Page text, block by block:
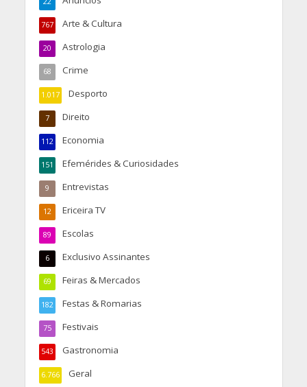
Arte & Cultura
767
Astrologia
20
Crime
68
Desporto
1.017
Direito
7
Economia
112
Efemérides & Curiosidades
151
Entrevistas
9
Ericeira TV
12
Escolas
89
Exclusivo Assinantes
6
Feiras & Mercados
69
Festas & Romarias
182
Festivais
75
Gastronomia
543
Geral
6.766